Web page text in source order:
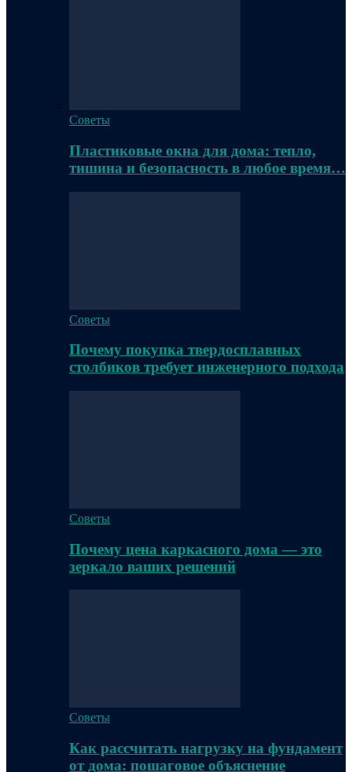
Советы
Пластиковые окна для дома: тепло,
тишина и безопасность в любое время…
Советы
Почему покупка твердосплавных
столбиков требует инженерного подхода
Советы
Почему цена каркасного дома — это
зеркало ваших решений
Советы
Как рассчитать нагрузку на фундамент
от дома: пошаговое объяснение